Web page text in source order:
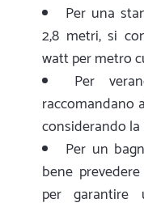
Per una
2,8 metri, si
watt per metro
Per
raccomandano
considerando
Per un
bene
per garantire